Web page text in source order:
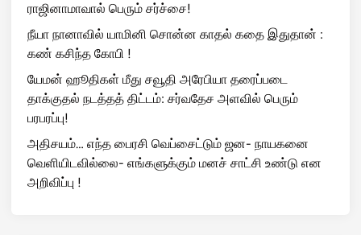
ராஜினாமாவால் பெரும் சர்ச்சை!
நீயா நானாவில் யாமினி சொன்ன காதல் கதை இதுதான் :
கண் கசிந்த கோபி !
யேமன் ஹூதிகள் மீது சவூதி அரேபியா தரைப்படை
தாக்குதல் நடத்தத் திட்டம்: சர்வதேச அளவில் பெரும்
பரபரப்பு!
அதிசயம்… எந்த பைரசி வெப்சைட்டும் ஜன- நாயகனை
வெளியிடவில்லை- எங்களுக்கும் மனச் சாட்சி உண்டு என
அறிவிப்பு !